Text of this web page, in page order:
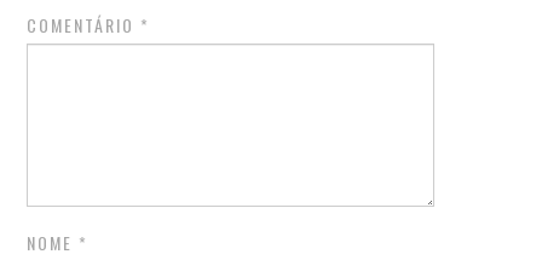
COMENTÁRIO *
NOME *